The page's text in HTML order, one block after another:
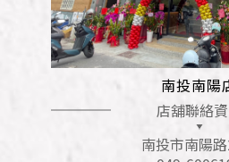
南投南陽
店舖聯絡
南投市南陽